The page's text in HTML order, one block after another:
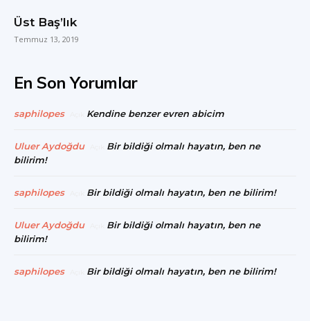
Üst Baş’lık
Temmuz 13, 2019
En Son Yorumlar
saphilopes Kendine benzer evren abicim
Uluer Aydoğdu
Bir bildiği olmalı hayatın, ben ne
bilirim!
saphilopes Bir bildiği olmalı hayatın, ben ne bilirim!
Uluer Aydoğdu
Bir bildiği olmalı hayatın, ben ne
bilirim!
saphilopes Bir bildiği olmalı hayatın, ben ne bilirim!